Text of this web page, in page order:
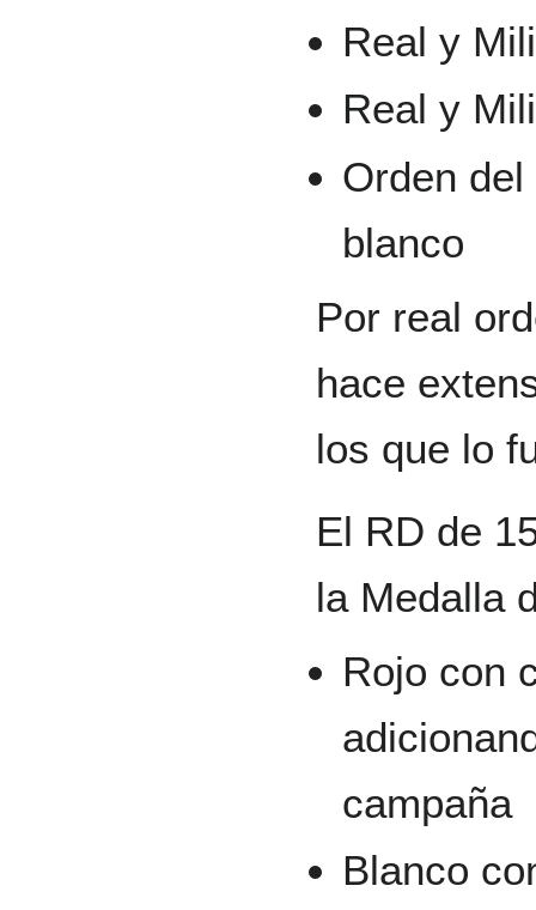
Real y
Real y
Orden
blanco
Por real
hace
los que lo
El RD de
la Medalla
Rojo con
campaña
Blanco